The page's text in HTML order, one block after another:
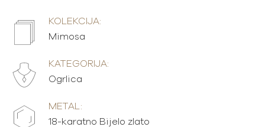
KOLEKCIJA:
Mimosa
KATEGORIJA:
Ogrlica
METAL:
18-karatno Bijelo zlato